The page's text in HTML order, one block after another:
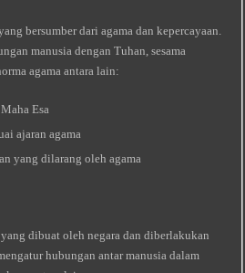
bersumber dari agama dan kepercayaan.
manusia dengan Tuhan, sesama
agama antara lain:
Esa
ajaran agama
yang dilarang oleh agama
dibuat oleh negara dan diberlakukan
hubungan antar manusia dalam